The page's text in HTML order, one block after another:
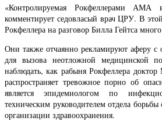
«Контролируемая Рокфеллерами
комментирует седовласый врач ЦРУ. В
Рокфеллера на разговор Билла Гейтса
Они также отчаянно рекламируют аферу с
для вызова неотложной медицинской
наблюдать, как рабыня Рокфеллера
распространяет тревожное порно об
является эпидемиологом по
техническим руководителем отдела
организации здравоохранения.